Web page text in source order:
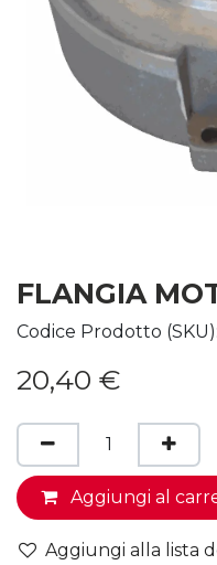
FLANGIA
Codice Prodotto (SKU):
20,40 €
Aggiungi al
Aggiungi alla lista